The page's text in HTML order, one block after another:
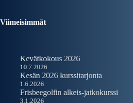
Viimeisimmät
Kevätkokous 2026
10.7.2026
Kesän 2026 kurssitarjonta
1.6.2026
Frisbeegolfin alkeis-jatkokurssi
3.1.2026